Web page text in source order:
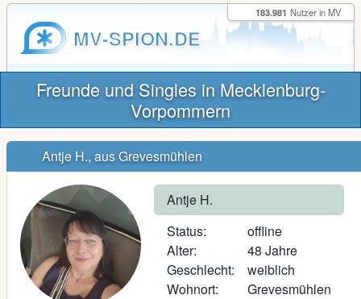
MV-SPION.DE
183.981 Nutzer in MV
Freunde und Singles in Mecklenburg-
Vorpommern
Antje H., aus Grevesmühlen
Antje H.
Status:
offline
Alter:
48 Jahre
Geschlecht:
weiblich
Wohnort:
Grevesmühlen